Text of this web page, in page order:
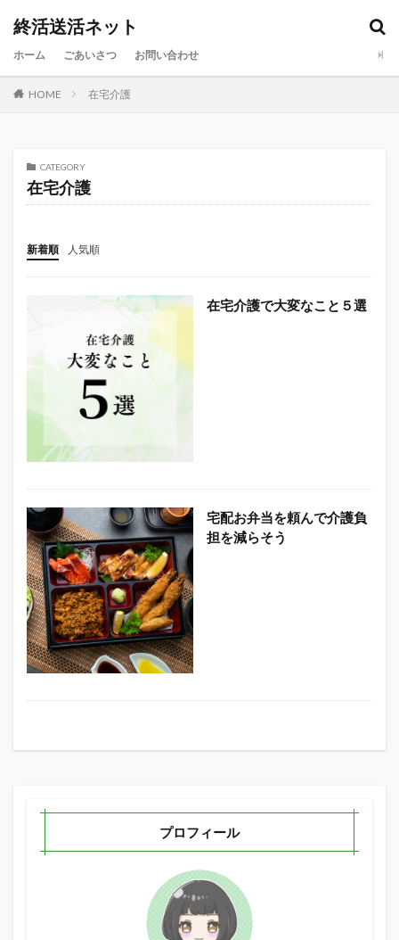
終活送活ネット
ホーム ごあいさつ お問い合わせ
HOME 在宅介護
CATEGORY
在宅介護
新着順 人気順
在宅介護で大変なこと５選
宅配お弁当を頼んで介護負
担を減らそう
プロフィール
カテゴリー